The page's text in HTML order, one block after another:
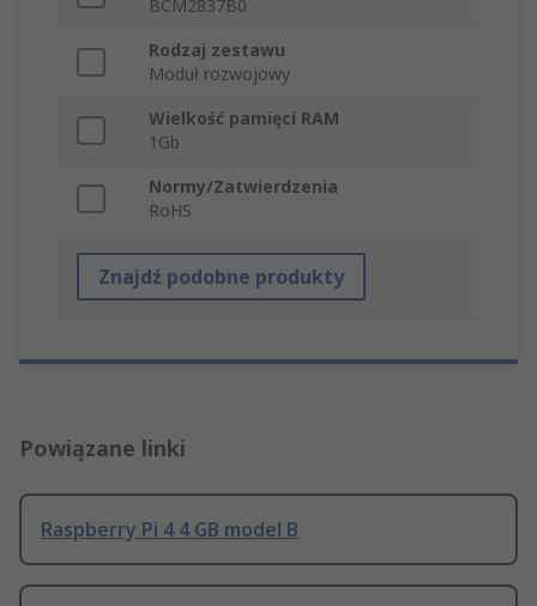
BCM2837B0
Rodzaj zestawu
Moduł rozwojowy
Wielkość pamięci RAM
1Gb
Normy/Zatwierdzenia
RoHS
Znajdź podobne produkty
Powiązane linki
Raspberry Pi 4 4 GB model B